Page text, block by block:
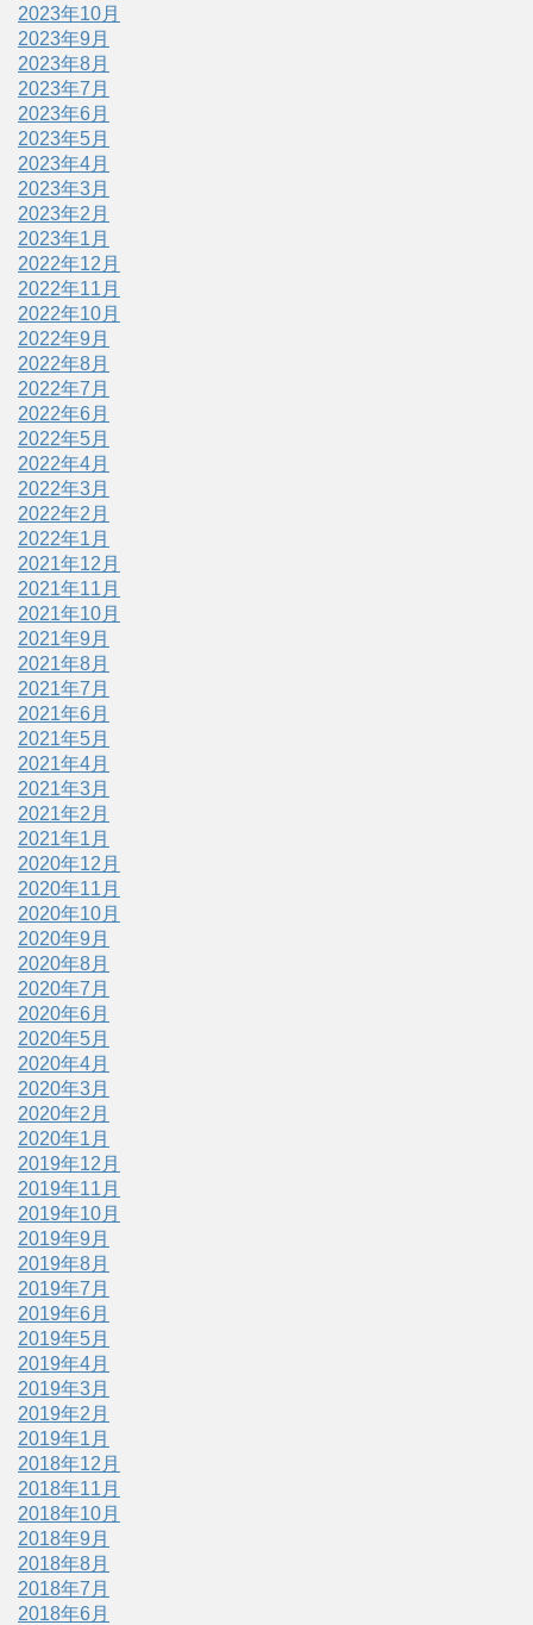
2023年10月
2023年9月
2023年8月
2023年7月
2023年6月
2023年5月
2023年4月
2023年3月
2023年2月
2023年1月
2022年12月
2022年11月
2022年10月
2022年9月
2022年8月
2022年7月
2022年6月
2022年5月
2022年4月
2022年3月
2022年2月
2022年1月
2021年12月
2021年11月
2021年10月
2021年9月
2021年8月
2021年7月
2021年6月
2021年5月
2021年4月
2021年3月
2021年2月
2021年1月
2020年12月
2020年11月
2020年10月
2020年9月
2020年8月
2020年7月
2020年6月
2020年5月
2020年4月
2020年3月
2020年2月
2020年1月
2019年12月
2019年11月
2019年10月
2019年9月
2019年8月
2019年7月
2019年6月
2019年5月
2019年4月
2019年3月
2019年2月
2019年1月
2018年12月
2018年11月
2018年10月
2018年9月
2018年8月
2018年7月
2018年6月